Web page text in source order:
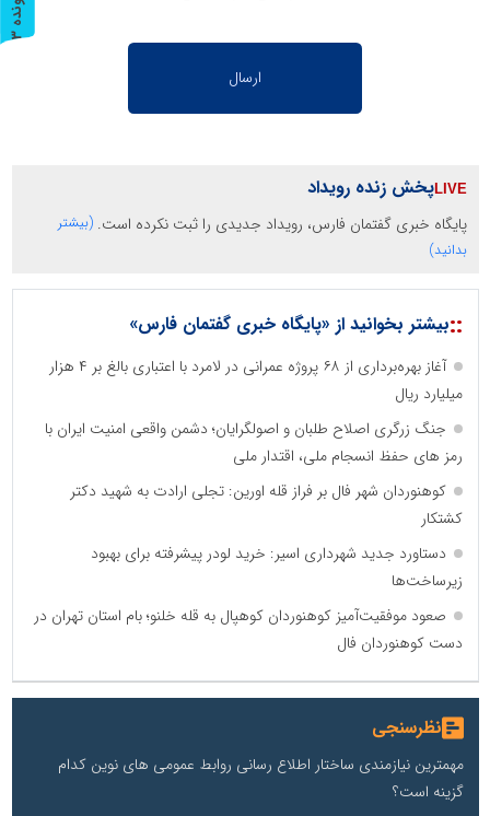
پخش زنده رویداد
پایگاه خبری گفتمان فارس، رویداد جدیدی را ثبت نکرده است. (بیشتر
بدانید)
::بیشتر بخوانید از «پایگاه خبری گفتمان فارس»
آغاز بهره‌برداری از ۶۸ پروژه عمرانی در لامرد با اعتباری بالغ بر ۴ هزار
میلیارد ریال
جنگ زرگری اصلاح طلبان و اصولگرایان؛ دشمن واقعی امنیت ایران با
رمز های حفظ انسجام ملی، اقتدار ملی
کوهنوردان شهر فال بر فراز قله اورین: تجلی ارادت به شهید دکتر
کشتکار
دستاورد جدید شهرداری اسیر: خرید لودر پیشرفته برای بهبود
زیرساخت‌ها
صعود موفقیت‌آمیز کوهنوردان کوهپال به قله خلنو؛ بام استان تهران در
دست کوهنوردان فال
نظرسنجی
مهمترین نیازمندی ساختار اطلاع رسانی روابط عمومی های نوین کدام
گزینه است؟
پ
ر
و
ن
د
ه
3